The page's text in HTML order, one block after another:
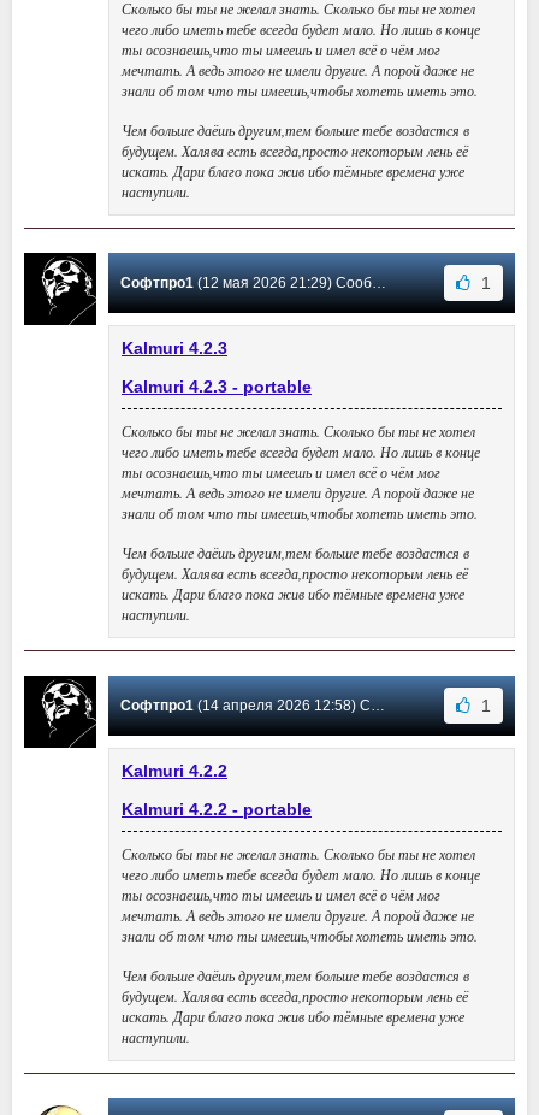
Сколько бы ты не желал знать. Сколько бы ты не хотел
чего либо иметь тебе всегда будет мало. Но лишь в конце
ты осознаешь,что ты имеешь и имел всё о чём мог
мечтать. А ведь этого не имели другие. А порой даже не
знали об том что ты имеешь,чтобы хотеть иметь это.
Чем больше даёшь другим,тем больше тебе воздастся в
будущем. Халява есть всегда,просто некоторым лень её
искать. Дари благо пока жив ибо тёмные времена уже
наступили.
Софтпро1(12 мая 2026 21:29) Сообщение #43 1
Kalmuri 4.2.3
Kalmuri 4.2.3 - portable
Сколько бы ты не желал знать. Сколько бы ты не хотел
чего либо иметь тебе всегда будет мало. Но лишь в конце
ты осознаешь,что ты имеешь и имел всё о чём мог
мечтать. А ведь этого не имели другие. А порой даже не
знали об том что ты имеешь,чтобы хотеть иметь это.
Чем больше даёшь другим,тем больше тебе воздастся в
будущем. Халява есть всегда,просто некоторым лень её
искать. Дари благо пока жив ибо тёмные времена уже
наступили.
Софтпро1(14 апреля 2026 12:58) Сообщение #42 1
Kalmuri 4.2.2
Kalmuri 4.2.2 - portable
Сколько бы ты не желал знать. Сколько бы ты не хотел
чего либо иметь тебе всегда будет мало. Но лишь в конце
ты осознаешь,что ты имеешь и имел всё о чём мог
мечтать. А ведь этого не имели другие. А порой даже не
знали об том что ты имеешь,чтобы хотеть иметь это.
Чем больше даёшь другим,тем больше тебе воздастся в
будущем. Халява есть всегда,просто некоторым лень её
искать. Дари благо пока жив ибо тёмные времена уже
наступили.